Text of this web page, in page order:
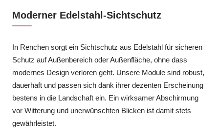
Moderner Edelstahl-Sichtschutz
In Renchen sorgt ein Sichtschutz aus Edelstahl für sicheren
Schutz auf Außenbereich oder Außenfläche, ohne dass
modernes Design verloren geht. Unsere Module sind robust,
dauerhaft und passen sich dank ihrer dezenten Erscheinung
bestens in die Landschaft ein. Ein wirksamer Abschirmung
vor Witterung und unerwünschten Blicken ist damit stets
gewährleistet.